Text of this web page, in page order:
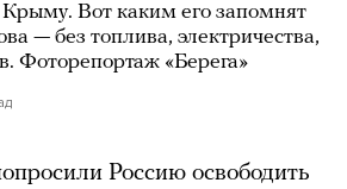
Вот каким его запомнят
— без топлива, электричества,
Фоторепортаж «Берега»
Россию освободить